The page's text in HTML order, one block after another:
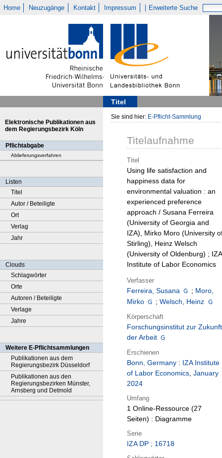
Home Neuzugänge Kontakt Impressum Erweiterte Suche
Titel
Elektronische Publikationen aus
dem Regierungsbezirk Köln
Pflichtabgabe
Ablieferungsverfahren
Listen
Titel
Autor / Beteiligte
Ort
Verlag
Jahr
Clouds
Schlagwörter
Orte
Autoren / Beteiligte
Verlage
Jahre
Weitere E-Pflichtsammlungen
Publikationen aus dem
Regierungsbezirk Düsseldorf
Publikationen aus den
Regierungsbezirken Münster,
Arnsberg und Detmold
Sie sind hier: E-Pflicht-Sammlung
Titelaufnahme
Titel
Using life satisfaction and
happiness data for
environmental valuation : an
experienced preference
approach / Susana Ferreira
(University of Georgia and
IZA), Mirko Moro (University
Stirling), Heinz Welsch
(University of Oldenburg) ; IZA
Institute of Labor Economics
Verfasser
Ferreira, Susana ; Moro,
Mirko
; Welsch, Heinz
Körperschaft
Forschungsinstitut zur Zukunft
der Arbeit
Erschienen
Bonn, Germany : IZA Institute
of Labor Economics, January
2024
Umfang
1 Online-Ressource (27
Seiten) : Diagramme
Serie
IZA DP ; 16718